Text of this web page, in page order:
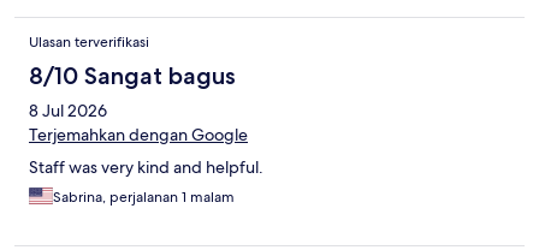
Ulasan terverifikasi
8/10 Sangat bagus
8 Jul 2026
Terjemahkan dengan Google
Staff was very kind and helpful.
Sabrina, perjalanan 1 malam